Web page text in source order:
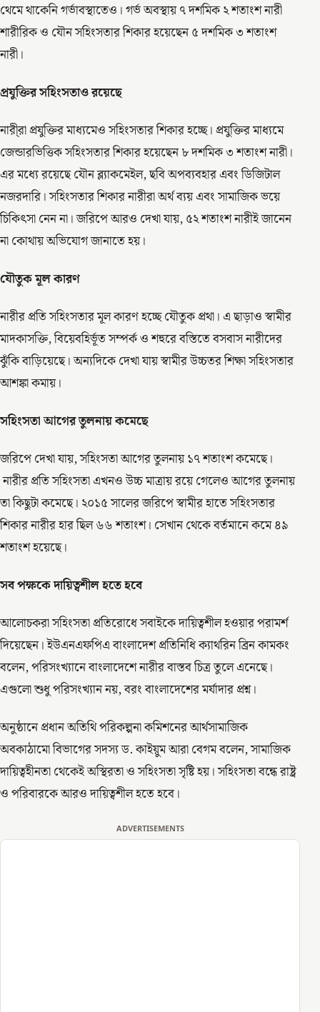
থেমে থাকেনি গর্ভাবস্থাতেও। গর্ভ অবস্থায় ৭ দশমিক ২ শতাংশ নারী
শারীরিক ও যৌন সহিংসতার শিকার হয়েছেন ৫ দশমিক ৩ শতাংশ
নারী।
প্রযুক্তির সহিংসতাও রয়েছে
নারী্রা প্রযুক্তির মাধ্যমেও সহিংসতার শিকার হচ্ছে। প্রযুক্তির মাধ্যমে
জেন্ডারভিত্তিক সহিংসতার শিকার হয়েছেন ৮ দশমিক ৩ শতাংশ নারী।
এর মধ্যে রয়েছে যৌন ব্ল্যাকমেইল, ছবি অপব্যবহার এবং ডিজিটাল
নজরদারি। সহিংসতার শিকার নারীরা অর্থ ব্যয় এবং সামাজিক ভয়ে
চিকিৎসা নেন না। জরিপে আরও দেখা যায়, ৫২ শতাংশ নারীই জানেন
না কোথায় অভিযোগ জানাতে হয়।
যৌতুক মূল কারণ
নারীর প্রতি সহিংসতার মূল কারণ হচ্ছে যৌতুক প্রথা। এ ছাড়াও স্বামীর
মাদকাসক্তি, বিয়েবহির্ভূত সম্পর্ক ও শহুরে বস্তিতে বসবাস নারীদের
ঝুঁকি বাড়িয়েছে। অন্যদিকে দেখা যায় স্বামীর উচ্চতর শিক্ষা সহিংসতার
আশঙ্কা কমায়।
সহিংসতা আগের তুলনায় কমেছে
জরিপে দেখা যায়, সহিংসতা আগের তুলনায় ১৭ শতাংশ কমেছে।
নারীর প্রতি সহিংসতা এখনও উচ্চ মাত্রায় রয়ে গেলেও আগের তুলনায়
তা কিছুটা কমেছে। ২০১৫ সালের জরিপে স্বামীর হাতে সহিংসতার
শিকার নারীর হার ছিল ৬৬ শতাংশ। সেখান থেকে বর্তমানে কমে ৪৯
শতাংশ হয়েছে।
সব পক্ষকে দায়িত্বশীল হতে হবে
আলোচকরা সহিংসতা প্রতিরোধে সবাইকে দায়িত্বশীল হওয়ার পরামর্শ
দিয়েছেন। ইউএনএফপিএ বাংলাদেশ প্রতিনিধি ক্যাথরিন ব্রিন কামকং
বলেন, পরিসংখ্যানে বাংলাদেশে নারীর বাস্তব চিত্র তুলে এনেছে।
এগুলো শুধু পরিসংখ্যান নয়, বরং বাংলাদেশের মর্যাদার প্রশ্ন।
অনুষ্ঠানে প্রধান অতিথি পরিকল্পনা কমিশনের আর্থসামাজিক
অবকাঠামো বিভাগের সদস্য ড. কাইয়ুম আরা বেগম বলেন, সামাজিক
দায়িত্বহীনতা থেকেই অস্থিরতা ও সহিংসতা সৃষ্টি হয়। সহিংসতা বন্ধে রাষ্ট্র
ও পরিবারকে আরও দায়িত্বশীল হতে হবে।
ADVERTISEMENTS